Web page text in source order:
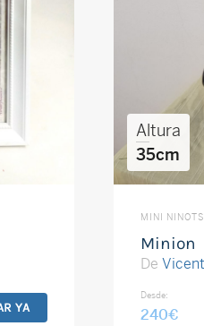
YA
Altura
35cm
MINI
Minion
De
Desde:
240€